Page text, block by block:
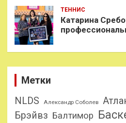
ТЕННИС
Катарина
Метки
NLDS
Александр Соболев
Брэйвз Балтимор